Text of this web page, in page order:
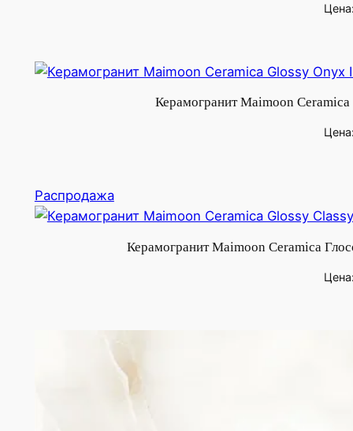
Керамогранит Maimoon
РаспродажаПродаваемый
товар
Керамогранит Maimoon Ceramica